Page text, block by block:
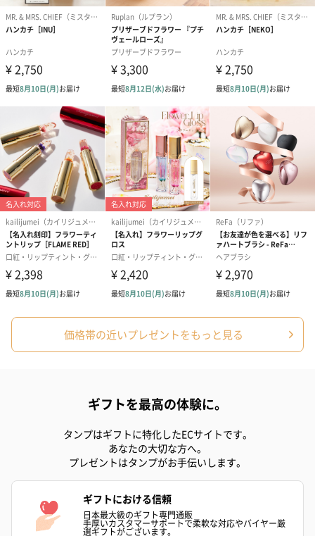
ゼリーバウム カット
（レモン＆紅茶）（432
円）
麦わらパンダバウム
（バナナ味）（540円）
ェ〜国産フル
り〜 3号（864
スキンケアグッズ
スキンケアグッズを同梱してお届けします。
ハンドクリーム3本セッ
ト【ありがとう】
（1,100円）
シャワージェル＆ハン
ドクリーム（ピンクグ
レープフルーツ）
シャワージェ
ドクリーム（
ッシュローズ
リラックスグッズ
価格帯の近いプレゼントをもっと見る
ギフトを最高の体験に。
タンプはギフトに特化したECサイトです。
あなたの大切な方へ。
プレゼントはタンプがお手伝いします。
ギフトにおける信頼
日本最大級のギフト専門通販
手厚いカスタマーサポートで柔軟な対応やバイヤー厳
選ギフトがございます。